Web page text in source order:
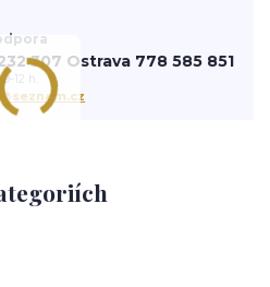
307 Ostrava 778 585 851
12 h.